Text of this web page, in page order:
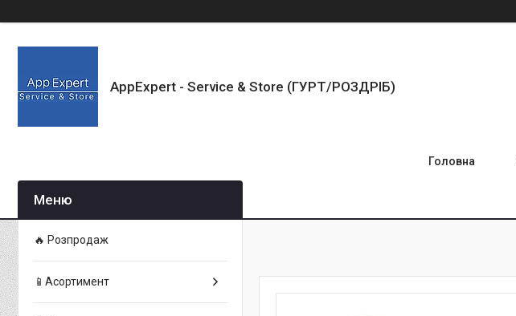
AppExpert - Service & Store (ГУРТ/РОЗДРІБ)
Головна
🔥 Розпродаж
📱Асортимент